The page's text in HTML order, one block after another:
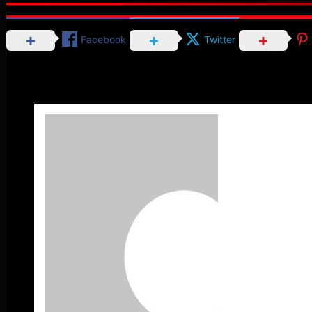
Facebook Twitter